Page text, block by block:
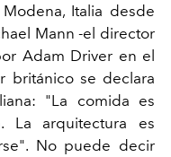
Italia desde
Mann -el director
Adam Driver en el
británico se declara
"La comida es
La arquitectura es
No puede decir